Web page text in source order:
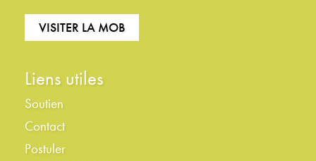
VISITER LA MOB
Liens utiles
Soutien
Contact
Postuler